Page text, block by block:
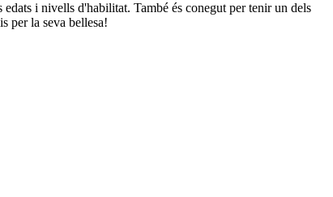
i nivells d'habilitat. També és conegut per tenir un dels
per la seva bellesa!